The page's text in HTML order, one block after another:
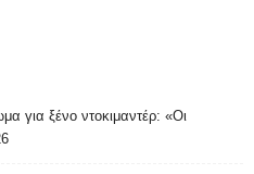
για ξένο ντοκιμαντέρ: «Οι